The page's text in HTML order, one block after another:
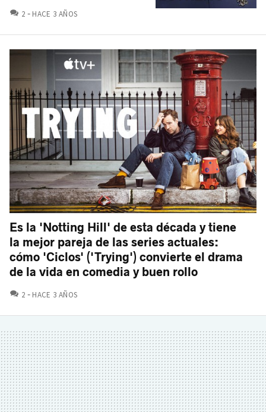
2 COMENTARIOS
HACE 3 AÑOS
Es la 'Notting Hill' de esta década y tiene
la mejor pareja de las series actuales:
cómo 'Ciclos' ('Trying') convierte el drama
de la vida en comedia y buen rollo
2 COMENTARIOS
HACE 3 AÑOS